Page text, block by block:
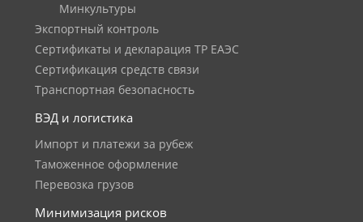
Минкультуры
Экспортный контроль
Сертификаты и декларация ТР ЕАЭС
Сертификация средств связи
Транспортная безопасность
ВЭД и логистика
Импорт и платежи за рубеж
Таможенное оформление
Перевозка грузов
Минимизация рисков